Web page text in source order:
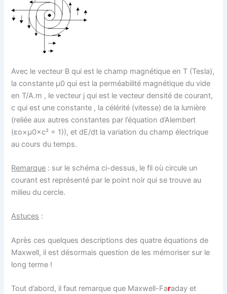
Avec le vecteur B qui est le champ magnétique en T (Tesla),
la constante μ0 qui est la perméabilité magnétique du vide
en T/A.m , le vecteur j qui est le vecteur densité de courant,
c qui est une constante , la célérité (vitesse) de la lumière
(reliée aux autres constantes par l’équation d’Alembert
(εo×μ0×c² = 1)), et dE/dt la variation du champ électrique
au cours du temps.
Remarque : sur le schéma ci-dessus, le fil où circule un
courant est représenté par le point noir qui se trouve au
milieu du cercle.
Astuces :
Après ces quelques descriptions des quatre équations de
Maxwell, il est désormais question de les mémoriser sur le
long terme !
Tout d’abord, il faut remarque que Maxwell-Faraday et